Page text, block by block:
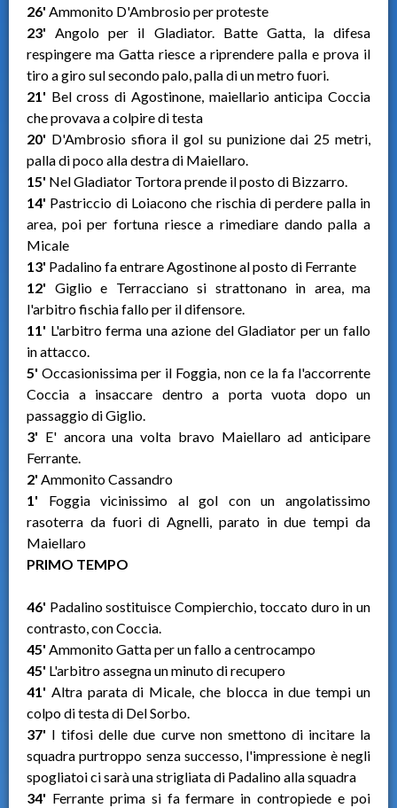
26' Ammonito D'Ambrosio per proteste
23' Angolo per il Gladiator. Batte Gatta, la difesa
respingere ma Gatta riesce a riprendere palla e prova il
tiro a giro sul secondo palo, palla di un metro fuori.
21' Bel cross di Agostinone, maiellario anticipa Coccia
che provava a colpire di testa
20' D'Ambrosio sfiora il gol su punizione dai 25 metri,
palla di poco alla destra di Maiellaro.
15' Nel Gladiator Tortora prende il posto di Bizzarro.
14' Pastriccio di Loiacono che rischia di perdere palla in
area, poi per fortuna riesce a rimediare dando palla a
Micale
13' Padalino fa entrare Agostinone al posto di Ferrante
12' Giglio e Terracciano si strattonano in area, ma
l'arbitro fischia fallo per il difensore.
11' L'arbitro ferma una azione del Gladiator per un fallo
in attacco.
5' Occasionissima per il Foggia, non ce la fa l'accorrente
Coccia a insaccare dentro a porta vuota dopo un
passaggio di Giglio.
3' E' ancora una volta bravo Maiellaro ad anticipare
Ferrante.
2' Ammonito Cassandro
1' Foggia vicinissimo al gol con un angolatissimo
rasoterra da fuori di Agnelli, parato in due tempi da
Maiellaro
PRIMO TEMPO
46' Padalino sostituisce Compierchio, toccato duro in un
contrasto, con Coccia.
45' Ammonito Gatta per un fallo a centrocampo
45' L'arbitro assegna un minuto di recupero
41' Altra parata di Micale, che blocca in due tempi un
colpo di testa di Del Sorbo.
37' I tifosi delle due curve non smettono di incitare la
squadra purtroppo senza successo, l'impressione è negli
spogliatoi ci sarà una strigliata di Padalino alla squadra
34' Ferrante prima si fa fermare in contropiede e poi